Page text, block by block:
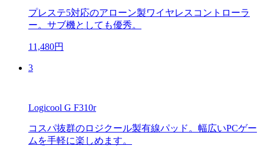
プレステ5対応のアローン製ワイヤレスコントローラ
ー。サブ機としても優秀。
11,480円
3
Logicool G F310r
コスパ抜群のロジクール製有線パッド。幅広いPCゲー
ムを手軽に楽しめます。